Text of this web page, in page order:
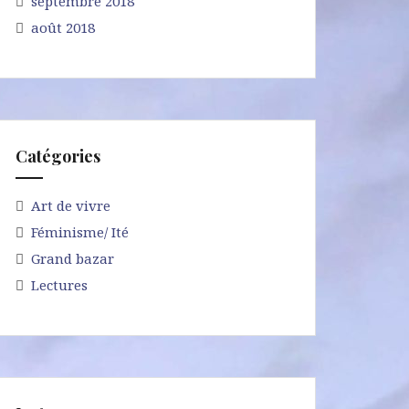
août 2018
Catégories
Art de vivre
Féminisme/ Ité
Grand bazar
Lectures